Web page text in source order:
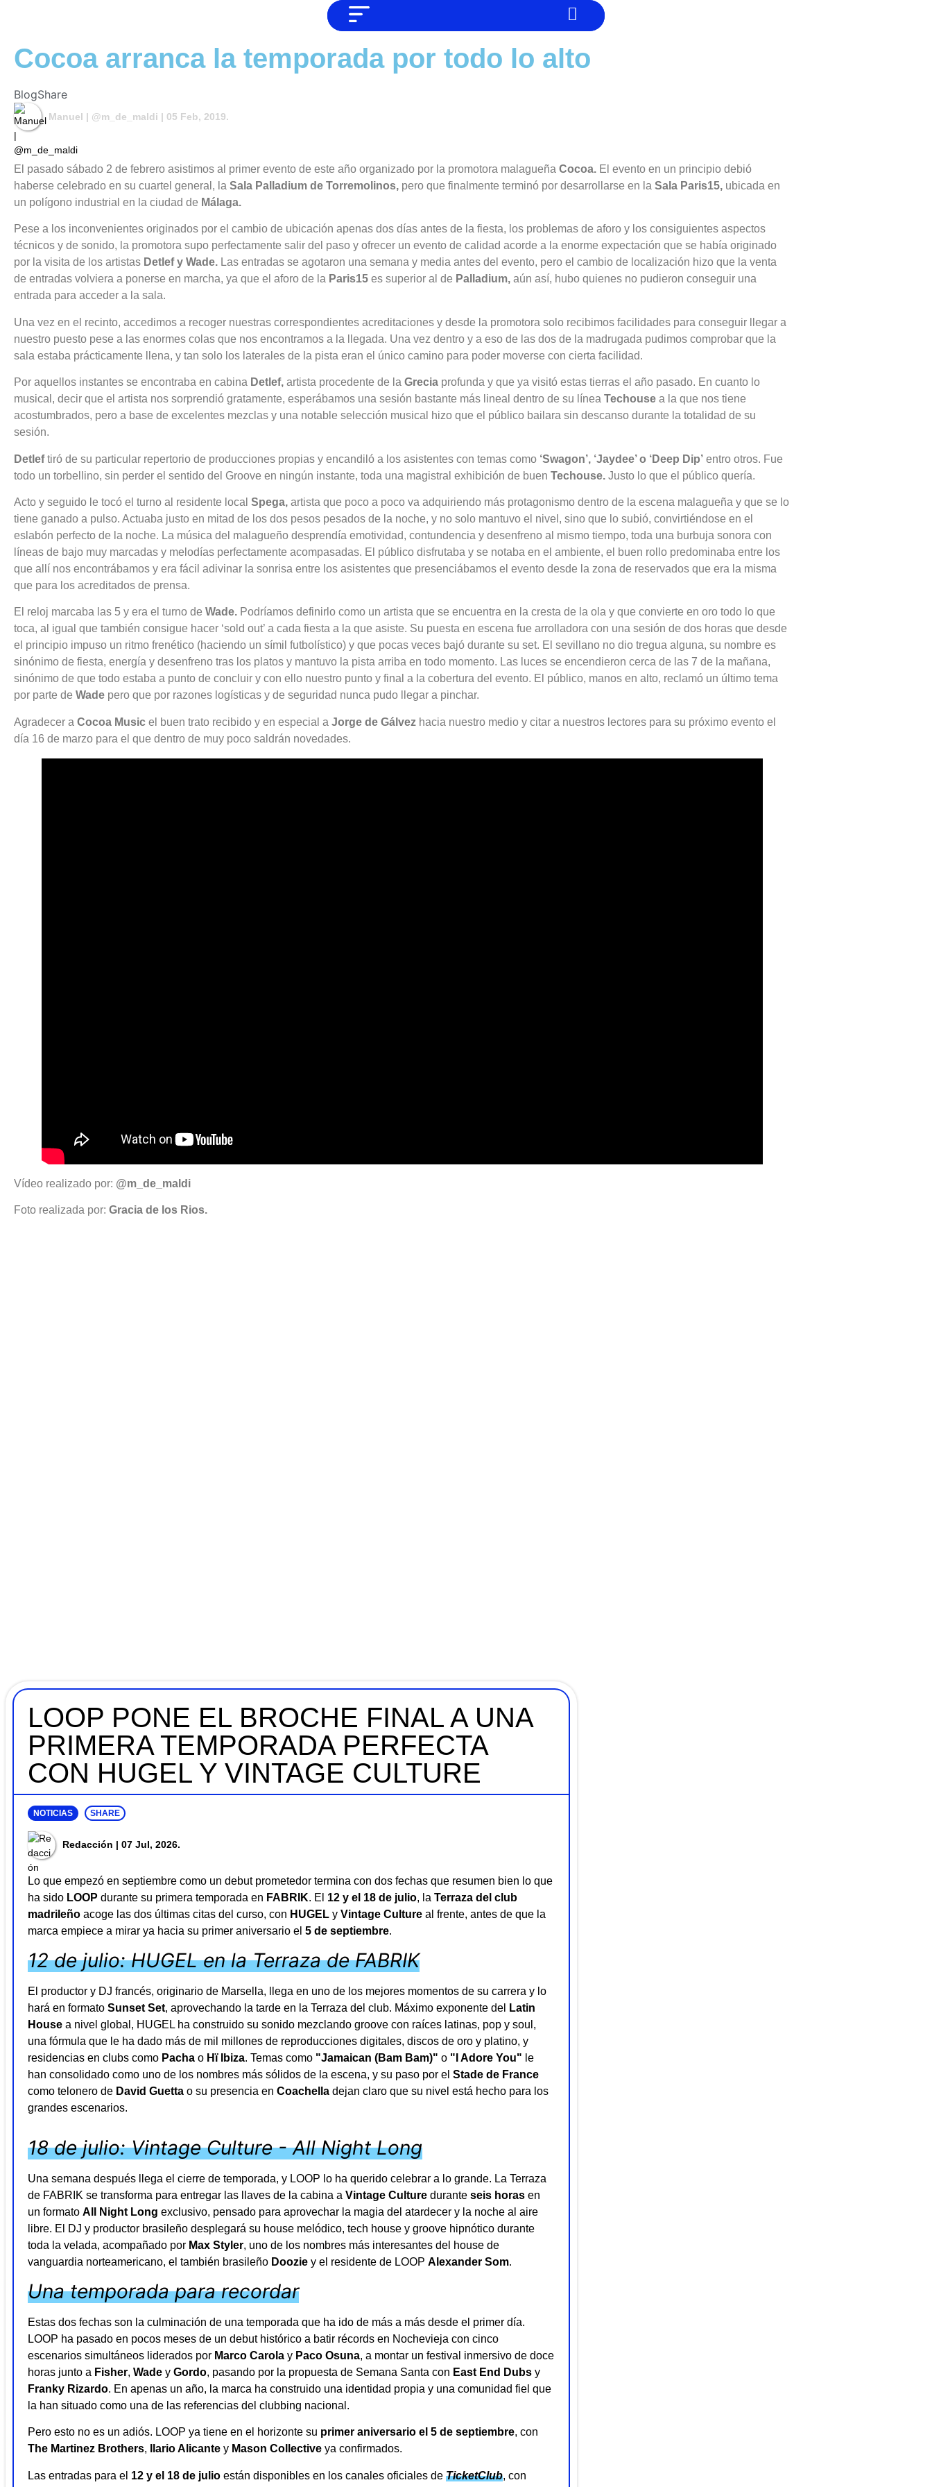
Noticias
Tendencias
Mix series
Música
TAMBIÉN TE PODEMOS AYUDAR
Cocoa arranca la temporada por todo lo alto
BlogShare
Manuel | @m_de_maldi | 05 Feb, 2019.
El pasado sábado 2 de febrero asistimos al primer evento de este año organizado por la promotora malagueña Cocoa. El evento en un principio debió
haberse celebrado en su cuartel general, la Sala Palladium de Torremolinos, pero que finalmente terminó por desarrollarse en la Sala Paris15, ubicada en
un polígono industrial en la ciudad de Málaga.
Pese a los inconvenientes originados por el cambio de ubicación apenas dos días antes de la fiesta, los problemas de aforo y los consiguientes aspectos
técnicos y de sonido, la promotora supo perfectamente salir del paso y ofrecer un evento de calidad acorde a la enorme expectación que se había originado
por la visita de los artistas Detlef y Wade. Las entradas se agotaron una semana y media antes del evento, pero el cambio de localización hizo que la venta
de entradas volviera a ponerse en marcha, ya que el aforo de la Paris15 es superior al de Palladium, aún así, hubo quienes no pudieron conseguir una
entrada para acceder a la sala.
Una vez en el recinto, accedimos a recoger nuestras correspondientes acreditaciones y desde la promotora solo recibimos facilidades para conseguir llegar a
nuestro puesto pese a las enormes colas que nos encontramos a la llegada. Una vez dentro y a eso de las dos de la madrugada pudimos comprobar que la
sala estaba prácticamente llena, y tan solo los laterales de la pista eran el único camino para poder moverse con cierta facilidad.
Por aquellos instantes se encontraba en cabina Detlef, artista procedente de la Grecia profunda y que ya visitó estas tierras el año pasado. En cuanto lo
musical, decir que el artista nos sorprendió gratamente, esperábamos una sesión bastante más lineal dentro de su línea Techouse a la que nos tiene
acostumbrados, pero a base de excelentes mezclas y una notable selección musical hizo que el público bailara sin descanso durante la totalidad de su
sesión.
Detleftiró de su particular repertorio de producciones propias y encandiló a los asistentes con temas como ‘Swagon’, ‘Jaydee’ o ‘Deep Dip’ entro otros. Fue
todo un torbellino, sin perder el sentido del Groove en ningún instante, toda una magistral exhibición de buen Techouse. Justo lo que el público quería.
Acto y seguido le tocó el turno al residente local Spega, artista que poco a poco va adquiriendo más protagonismo dentro de la escena malagueña y que se lo
tiene ganado a pulso. Actuaba justo en mitad de los dos pesos pesados de la noche, y no solo mantuvo el nivel, sino que lo subió, convirtiéndose en el
eslabón perfecto de la noche. La música del malagueño desprendía emotividad, contundencia y desenfreno al mismo tiempo, toda una burbuja sonora con
líneas de bajo muy marcadas y melodías perfectamente acompasadas. El público disfrutaba y se notaba en el ambiente, el buen rollo predominaba entre los
que allí nos encontrábamos y era fácil adivinar la sonrisa entre los asistentes que presenciábamos el evento desde la zona de reservados que era la misma
que para los acreditados de prensa.
El reloj marcaba las 5 y era el turno de Wade. Podríamos definirlo como un artista que se encuentra en la cresta de la ola y que convierte en oro todo lo que
toca, al igual que también consigue hacer ‘sold out’ a cada fiesta a la que asiste. Su puesta en escena fue arrolladora con una sesión de dos horas que desde
el principio impuso un ritmo frenético (haciendo un símil futbolístico) y que pocas veces bajó durante su set. El sevillano no dio tregua alguna, su nombre es
sinónimo de fiesta, energía y desenfreno tras los platos y mantuvo la pista arriba en todo momento. Las luces se encendieron cerca de las 7 de la mañana,
sinónimo de que todo estaba a punto de concluir y con ello nuestro punto y final a la cobertura del evento. El público, manos en alto, reclamó un último tema
por parte de Wade pero que por razones logísticas y de seguridad nunca pudo llegar a pinchar.
Agradecer a Cocoa Music el buen trato recibido y en especial a Jorge de Gálvez hacia nuestro medio y citar a nuestros lectores para su próximo evento el
día 16 de marzo para el que dentro de muy poco saldrán novedades.
Vídeo realizado por: @m_de_maldi
Foto realizada por: Gracia de los Rios.
LOOP PONE EL BROCHE FINAL A UNA
PRIMERA TEMPORADA PERFECTA
CON HUGEL Y VINTAGE CULTURE
NOTICIAS SHARE
Redacción | 07 Jul, 2026.
Lo que empezó en septiembre como un debut prometedor termina con dos fechas que resumen bien lo que
ha sido LOOP durante su primera temporada en FABRIK. El 12 y el 18 de julio, la Terraza del club
madrileño acoge las dos últimas citas del curso, con HUGEL y Vintage Culture al frente, antes de que la
marca empiece a mirar ya hacia su primer aniversario el 5 de septiembre.
12 de julio: HUGEL en la Terraza de FABRIK
El productor y DJ francés, originario de Marsella, llega en uno de los mejores momentos de su carrera y lo
hará en formato Sunset Set, aprovechando la tarde en la Terraza del club. Máximo exponente del
Latin
House a nivel global, HUGEL ha construido su sonido mezclando groove con raíces latinas, pop y soul,
una fórmula que le ha dado más de mil millones de reproducciones digitales, discos de oro y platino, y
residencias en clubs como Pacha o Hï Ibiza. Temas como "Jamaican (Bam Bam)" o "I Adore You" le
han consolidado como uno de los nombres más sólidos de la escena, y su paso por el Stade de France
como telonero de David Guetta o su presencia en Coachella dejan claro que su nivel está hecho para los
grandes escenarios.
18 de julio: Vintage Culture - All Night Long
Una semana después llega el cierre de temporada, y LOOP lo ha querido celebrar a lo grande. La Terraza
de FABRIK se transforma para entregar las llaves de la cabina a Vintage Culture durante seis horas en
un formato All Night Long exclusivo, pensado para aprovechar la magia del atardecer y la noche al aire
libre. El DJ y productor brasileño desplegará su house melódico, tech house y groove hipnótico durante
toda la velada, acompañado por Max Styler, uno de los nombres más interesantes del house de
vanguardia norteamericano, el también brasileño Doozie y el residente de LOOP Alexander Som.
Una temporada para recordar
Estas dos fechas son la culminación de una temporada que ha ido de más a más desde el primer día.
LOOP ha pasado en pocos meses de un debut histórico a batir récords en Nochevieja con cinco
escenarios simultáneos liderados por Marco Carola y Paco Osuna, a montar un festival inmersivo de doce
horas junto a Fisher, Wade y Gordo, pasando por la propuesta de Semana Santa con East End Dubs y
Franky Rizardo. En apenas un año, la marca ha construido una identidad propia y una comunidad fiel que
la han situado como una de las referencias del clubbing nacional.
Pero esto no es un adiós. LOOP ya tiene en el horizonte su primer aniversario el 5 de septiembre, con
The Martinez Brothers, Ilario Alicante y Mason Collective ya confirmados.
Las entradas para el 12 y el 18 de julio están disponibles en los canales oficiales de TicketClub, con